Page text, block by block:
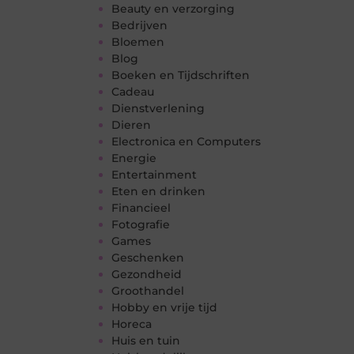
Beauty en verzorging
Bedrijven
Bloemen
Blog
Boeken en Tijdschriften
Cadeau
Dienstverlening
Dieren
Electronica en Computers
Energie
Entertainment
Eten en drinken
Financieel
Fotografie
Games
Geschenken
Gezondheid
Groothandel
Hobby en vrije tijd
Horeca
Huis en tuin